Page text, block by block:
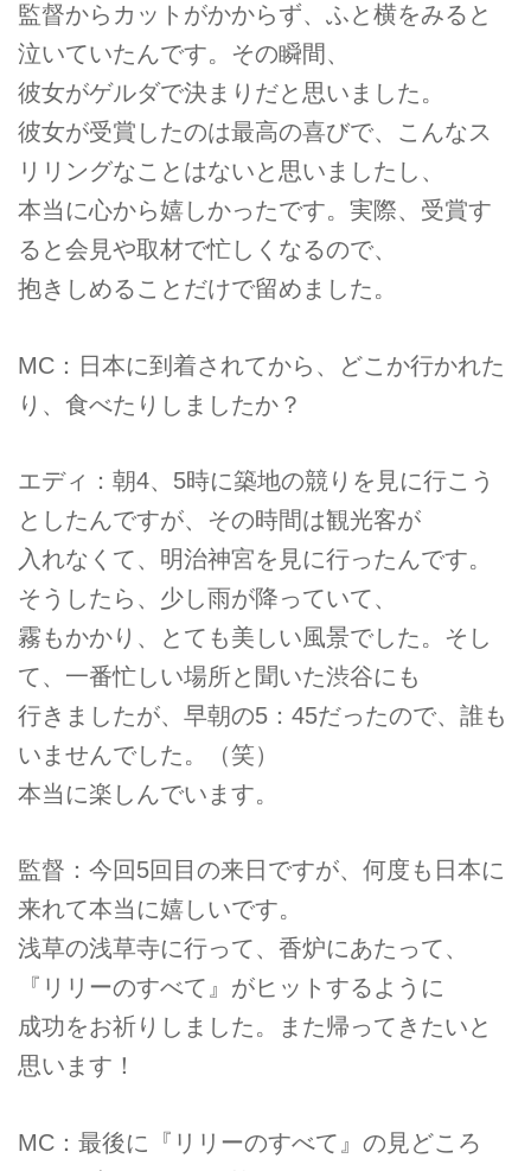
監督からカットがかからず、ふと横をみると
泣いていたんです。その瞬間、
彼女がゲルダで決まりだと思いました。
彼女が受賞したのは最高の喜びで、こんなス
リリングなことはないと思いましたし、
本当に心から嬉しかったです。実際、受賞す
ると会見や取材で忙しくなるので、
抱きしめることだけで留めました。
MC：日本に到着されてから、どこか行かれた
り、食べたりしましたか？
エディ：朝4、5時に築地の競りを見に行こう
としたんですが、その時間は観光客が
入れなくて、明治神宮を見に行ったんです。
そうしたら、少し雨が降っていて、
霧もかかり、とても美しい風景でした。そし
て、一番忙しい場所と聞いた渋谷にも
行きましたが、早朝の5：45だったので、誰も
いませんでした。（笑）
本当に楽しんでいます。
監督：今回5回目の来日ですが、何度も日本に
来れて本当に嬉しいです。
浅草の浅草寺に行って、香炉にあたって、
『リリーのすべて』がヒットするように
成功をお祈りしました。また帰ってきたいと
思います！
MC：最後に『リリーのすべて』の見どころ